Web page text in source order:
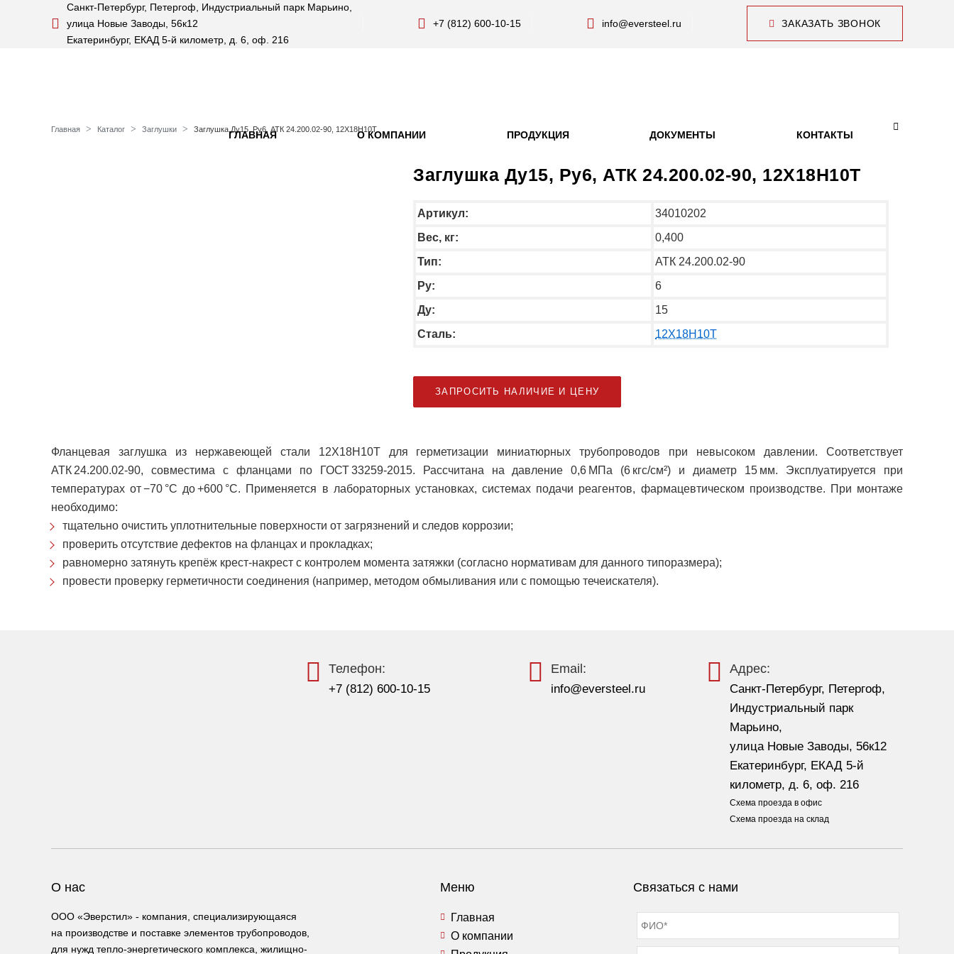
Санкт-Петербург, Петергоф, Индустриальный парк Марьино,
улица Новые Заводы, 56к12
Екатеринбург, ЕКАД 5-й километр, д. 6, оф. 216
+7 (812) 600-10-15 info@eversteel.ru ЗАКАЗАТЬ ЗВОНОК
ГЛАВНАЯ О КОМПАНИИ ПРОДУКЦИЯ ДОКУМЕНТЫ КОНТАКТЫ
Главная Каталог Заглушки Заглушка Ду15, Ру6, АТК 24.200.02-90, 12Х18Н10Т
Заглушка Ду15, Ру6, АТК 24.200.02-90, 12Х18Н10Т
Артикул:
34010202
Вес, кг:
0,400
Тип:
АТК 24.200.02-90
Py:
6
Ду:
15
Сталь:
12Х18Н10Т
ЗАПРОСИТЬ НАЛИЧИЕ И ЦЕНУ
Фланцевая заглушка из нержавеющей стали 12Х18Н10Т для герметизации миниатюрных трубопроводов при невысоком давлении. Соответствует
АТК 24.200.02‑90, совместима с фланцами по ГОСТ 33259‑2015. Рассчитана на давление 0,6 МПа (6 кгс/см²) и диаметр 15 мм. Эксплуатируется при
температурах от −70 °C до +600 °C. Применяется в лабораторных установках, системах подачи реагентов, фармацевтическом производстве. При монтаже
необходимо:
тщательно очистить уплотнительные поверхности от загрязнений и следов коррозии;
проверить отсутствие дефектов на фланцах и прокладках;
равномерно затянуть крепёж крест‑накрест с контролем момента затяжки (согласно нормативам для данного типоразмера);
провести проверку герметичности соединения (например, методом обмыливания или с помощью течеискателя).
Телефон:
+7 (812) 600-10-15
Email:
info@eversteel.ru
Адрес:
Санкт-Петербург, Петергоф,
Индустриальный парк
Марьино,
улица Новые Заводы, 56к12
Екатеринбург, ЕКАД 5-й
километр, д. 6, оф. 216
Схема проезда в офис
Схема проезда на склад
О нас
ООО «Эверстил» - компания, специализирующаяся
на производстве и поставке элементов трубопроводов,
для нужд тепло-энергетического комплекса, жилищно-
Меню
Главная
О компании
Связаться с нами